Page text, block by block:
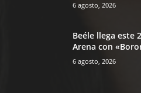
6 agosto, 2026
Beéle llega este
Arena con
6 agosto, 2026